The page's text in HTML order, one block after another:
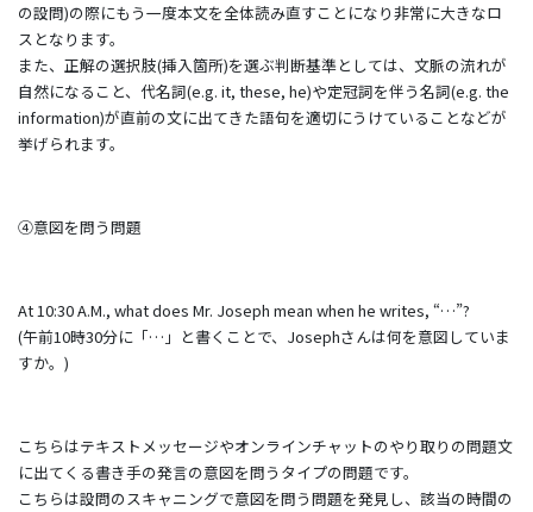
の設問)の際にもう一度本文を全体読み直すことになり非常に大きなロ
スとなります。
また、正解の選択肢(挿入箇所)を選ぶ判断基準としては、文脈の流れが
自然になること、代名詞(e.g. it, these, he)や定冠詞を伴う名詞(e.g. the
information)が直前の文に出てきた語句を適切にうけていることなどが
挙げられます。
④意図を問う問題
At 10:30 A.M., what does Mr. Joseph mean when he writes, “…”?
(午前10時30分に「…」と書くことで、Josephさんは何を意図していま
すか。)
こちらはテキストメッセージやオンラインチャットのやり取りの問題文
に出てくる書き手の発言の意図を問うタイプの問題です。
こちらは設問のスキャニングで意図を問う問題を発見し、該当の時間の